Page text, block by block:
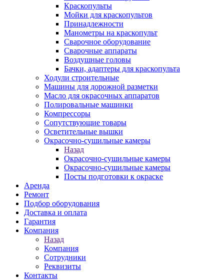
Краскопульты
Мойки для краскопультов
Принадлежности
Манометры на краскопульт
Сварочное оборудование
Сварочные аппараты
Воздушные головы
Бачки, адаптеры для краскопульта
Ходули строительные
Машины для дорожной разметки
Масло для окрасочных аппаратов
Полировальные машинки
Компрессоры
Сопутствующие товары
Осветительные вышки
Окрасочно-сушильные камеры
Назад
Окрасочно-сушильные камеры
Окрасочно-сушильные камеры
Посты подготовки к окраске
Аренда
Ремонт
Подбор оборудования
Доставка и оплата
Гарантия
Компания
Назад
Компания
Сотрудники
Реквизиты
Контакты